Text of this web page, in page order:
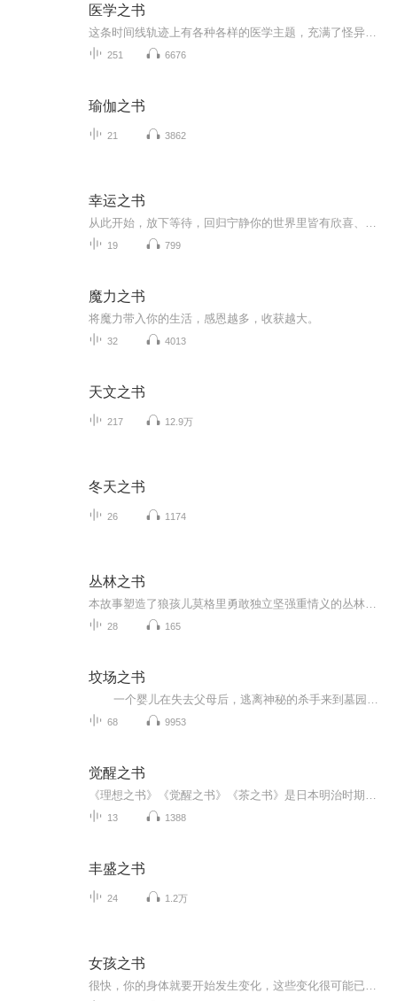
医学之书
251 6676
瑜伽之书
21 3862
幸运之书
19 799
魔力之书
将魔力带入你的生活，感恩越多，收获越大。
32 4013
天文之书
217 12.9万
冬天之书
26 1174
丛林之书
28 165
坟场之书
68 9953
觉醒之书
13 1388
丰盛之书
24 1.2万
女孩之书